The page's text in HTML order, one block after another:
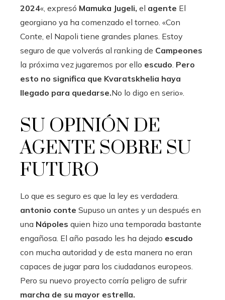
2024«, expresó Mamuka Jugeli, el agente El
georgiano ya ha comenzado el torneo. «Con
Conte, el Napoli tiene grandes planes. Estoy
seguro de que volverás al ranking de Campeones
la próxima vez jugaremos por ello escudo. Pero
esto no significa que Kvaratskhelia haya
llegado para quedarse.No lo digo en serio».
SU OPINIÓN DE
AGENTE SOBRE SU
FUTURO
Lo que es seguro es que la ley es verdadera.
antonio conte Supuso un antes y un después en
una Nápoles quien hizo una temporada bastante
engañosa. El año pasado les ha dejado escudo
con mucha autoridad y de esta manera no eran
capaces de jugar para los ciudadanos europeos.
Pero su nuevo proyecto corría peligro de sufrir
marcha de su mayor estrella.